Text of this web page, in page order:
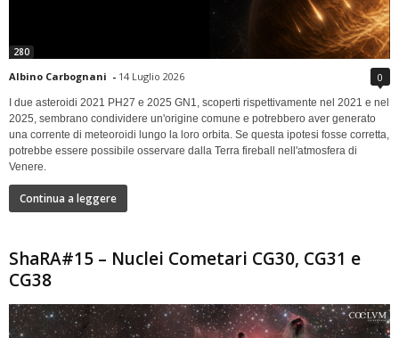
280
Albino Carbognani - 14 Luglio 2026 0
I due asteroidi 2021 PH27 e 2025 GN1, scoperti rispettivamente nel 2021 e nel
2025, sembrano condividere un'origine comune e potrebbero aver generato
una corrente di meteoroidi lungo la loro orbita. Se questa ipotesi fosse corretta,
potrebbe essere possibile osservare dalla Terra fireball nell'atmosfera di
Venere.
Continua a leggere
ShaRA#15 – Nuclei Cometari CG30, CG31 e
CG38